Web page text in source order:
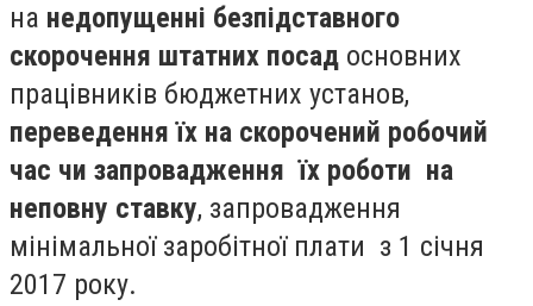
на недопущенні безпідставного
скорочення штатних посад основних
працівників бюджетних установ,
переведення їх на скорочений робочий
час чи запровадження їх роботи на
неповну ставку, запровадження
мінімальної заробітної плати з 1 січня
2017 року.